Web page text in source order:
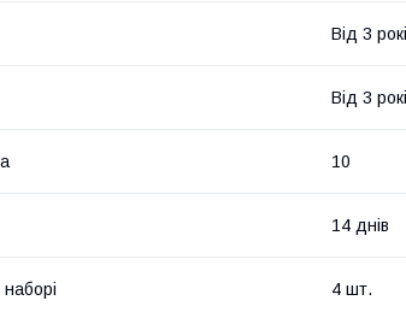
Від 3
Від 3
10
14 днів
наборі 4 шт.